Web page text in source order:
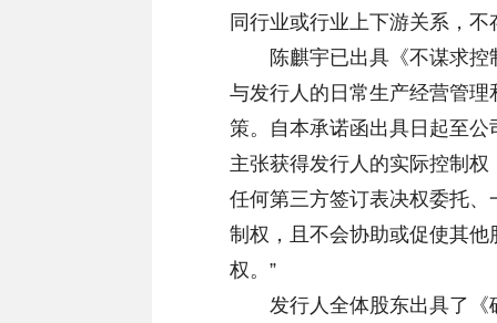
同行业或行业上下游关系，
陈麒宇已出具《不谋求控
与发行人的日常生产经营管
策。自本承诺函出具日起至
主张获得发行人的实际控制
任何第三方签订表决权委托
制权，且不会协助或促使其
权。”
发行人全体股东出具了《